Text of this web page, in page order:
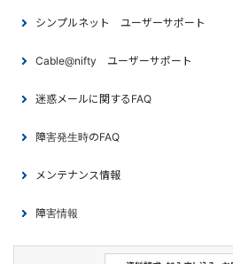
シンプルネット ユーザーサポート
Cable@nifty ユーザーサポート
迷惑メールに関するFAQ
障害発生時のFAQ
メンテナンス情報
障害情報